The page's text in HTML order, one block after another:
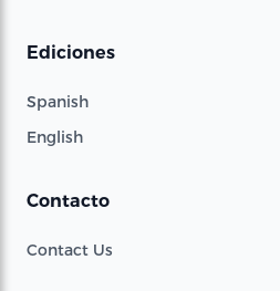
Ediciones
Spanish
English
Contacto
Contact Us